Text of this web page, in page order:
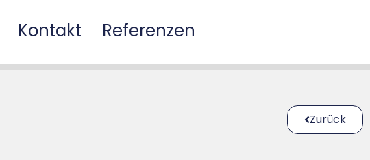
Kontakt Referenzen
Zurück